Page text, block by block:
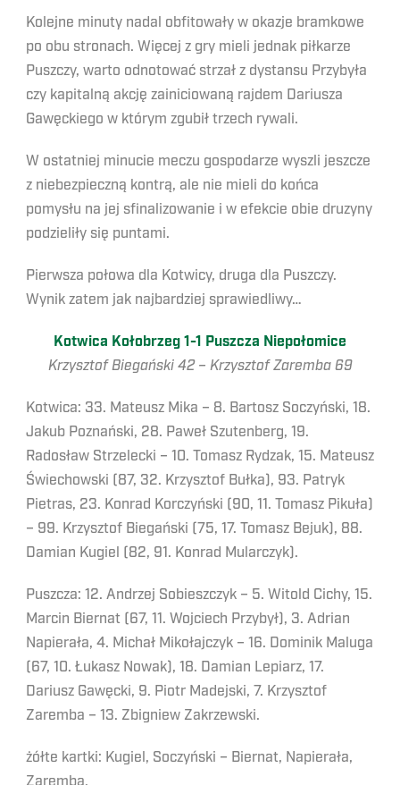
Kolejne minuty nadal obfitowały w okazje bramkowe
po obu stronach. Więcej z gry mieli jednak piłkarze
Puszczy, warto odnotować strzał z dystansu Przybyła
czy kapitalną akcję zainiciowaną rajdem Dariusza
Gawęckiego w którym zgubił trzech rywali.
W ostatniej minucie meczu gospodarze wyszli jeszcze
z niebezpieczną kontrą, ale nie mieli do końca
pomysłu na jej sfinalizowanie i w efekcie obie druzyny
podzieliły się puntami.
Pierwsza połowa dla Kotwicy, druga dla Puszczy.
Wynik zatem jak najbardziej sprawiedliwy…
Kotwica Kołobrzeg 1-1 Puszcza Niepołomice
Krzysztof Biegański 42 – Krzysztof Zaremba 69
Kotwica: 33. Mateusz Mika – 8. Bartosz Soczyński, 18.
Jakub Poznański, 28. Paweł Szutenberg, 19.
Radosław Strzelecki – 10. Tomasz Rydzak, 15. Mateusz
Świechowski (87, 32. Krzysztof Bułka), 93. Patryk
Pietras, 23. Konrad Korczyński (90, 11. Tomasz Pikuła)
– 99. Krzysztof Biegański (75, 17. Tomasz Bejuk), 88.
Damian Kugiel (82, 91. Konrad Mularczyk).
Puszcza: 12. Andrzej Sobieszczyk – 5. Witold Cichy, 15.
Marcin Biernat (67, 11. Wojciech Przybył), 3. Adrian
Napierała, 4. Michał Mikołajczyk – 16. Dominik Maluga
(67, 10. Łukasz Nowak), 18. Damian Lepiarz, 17.
Dariusz Gawęcki, 9. Piotr Madejski, 7. Krzysztof
Zaremba – 13. Zbigniew Zakrzewski.
żółte kartki: Kugiel, Soczyński – Biernat, Napierała,